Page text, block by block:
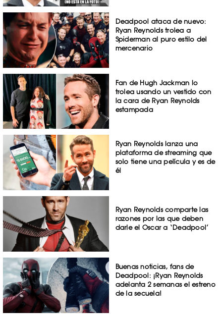
Deadpool ataca de nuevo:
Ryan Reynolds trolea a
Spiderman al puro estilo del
mercenario
Fan de Hugh Jackman lo
trolea usando un vestido con
la cara de Ryan Reynolds
estampada
Ryan Reynolds lanza una
plataforma de streaming que
solo tiene una película y es de
él
Ryan Reynolds comparte las
razones por las que deben
darle el Oscar a ‘Deadpool’
Buenas noticias, fans de
Deadpool: ¡Ryan Reynolds
adelanta 2 semanas el estreno
de la secuela!